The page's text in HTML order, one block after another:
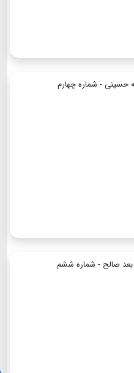
حسینی - شماره چهارم
صالح - شماره ششم